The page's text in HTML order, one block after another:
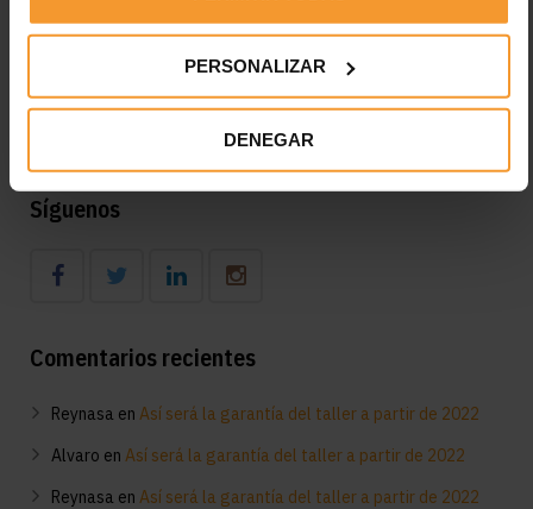
PERSONALIZAR
DENEGAR
Desfase del 45,1% entre el IPC y lo que pagan las
aseguradoras por la pintura a los talleres madrileños
Diagnóstico en el taller del funcionamiento del aire
acondicionado: consejos clave
Síguenos
Comentarios recientes
Reynasa en Así será la garantía del taller a partir de 2022
Alvaro en Así será la garantía del taller a partir de 2022
Reynasa en Así será la garantía del taller a partir de 2022